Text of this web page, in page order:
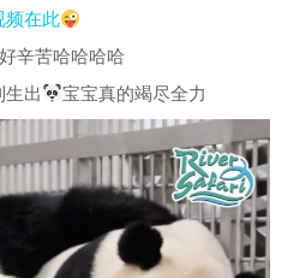
频在此
辛苦哈哈哈哈
生出
宝宝真的竭尽全力